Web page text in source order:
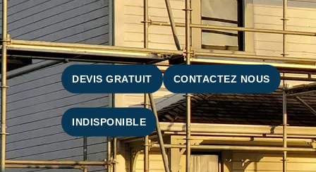
DEVIS GRATUIT CONTACTEZ NOUS
INDISPONIBLE